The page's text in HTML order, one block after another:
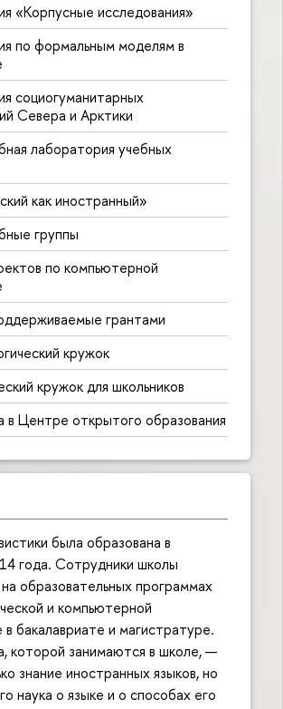
«Корпусные исследования»
по формальным моделям в
социогуманитарных
Севера и Арктики
лаборатория учебных
как иностранный»
группы
по компьютерной
грантами
кружок
кружок для школьников
в Центре открытого образования
была образована в
года. Сотрудники школы
образовательных программах
и компьютерной
в бакалавриате и магистратуре.
которой занимаются в школе, —
знание иностранных языков, но
наука о языке и о способах его